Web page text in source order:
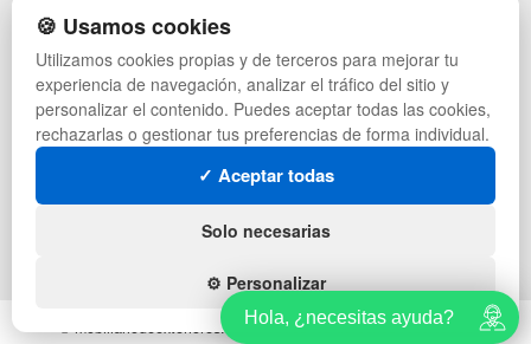
CONDICIONES DE USO
CAMBIOS Y DEVOLUCIONES
CONTACTO
QUIENES SOMOS
MAPA WEB
PREGUNTAS FRECUENTES
INGRESA A TU CUENTA
SÍGUENOS:
MUEBLES VINTAGE
TERRAZAS CON PALETS
NADADORES
EQUIPAMIENTO HOSTELERÍA
ESTANTERÍAS
© mobiliariodeexteriores.com - Todos los derechos reservados
🍪 Usamos cookies
Utilizamos cookies propias y de terceros para mejorar tu
experiencia de navegación, analizar el tráfico del sitio y
personalizar el contenido. Puedes aceptar todas las cookies,
rechazarlas o gestionar tus preferencias de forma individual.
✓ Aceptar todas
Solo necesarias
⚙️ Personalizar
Hola, ¿necesitas ayuda?